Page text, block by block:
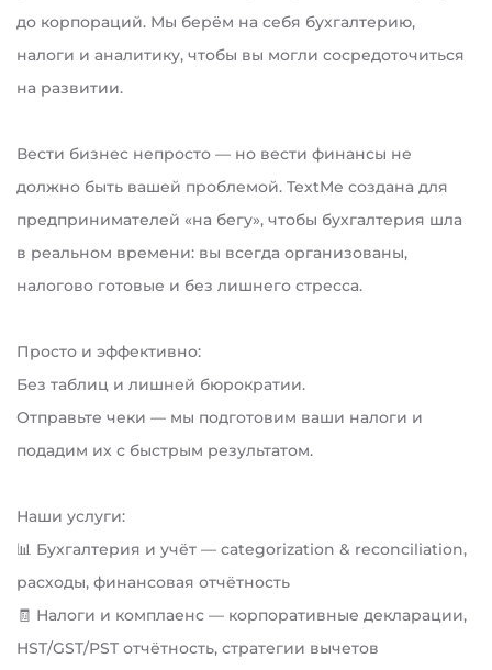
до корпораций. Мы берём на себя бухгалтерию,
налоги и аналитику, чтобы вы могли сосредоточиться
на развитии.
Вести бизнес непросто — но вести финансы не
должно быть вашей проблемой. TextMe создана для
предпринимателей «на бегу», чтобы бухгалтерия шла
в реальном времени: вы всегда организованы,
налогово готовые и без лишнего стресса.
Просто и эффективно:
Без таблиц и лишней бюрократии.
Отправьте чеки — мы подготовим ваши налоги и
подадим их с быстрым результатом.
Наши услуги:
📊 Бухгалтерия и учёт — categorization & reconciliation,
расходы, финансовая отчётность
🧾 Налоги и комплаенс — корпоративные декларации,
HST/GST/PST отчётность, стратегии вычетов